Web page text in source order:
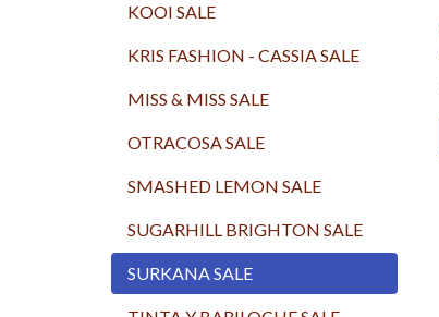
KOOI SALE
KRIS FASHION - CASSIA SALE
MISS & MISS SALE
OTRACOSA SALE
SMASHED LEMON SALE
SUGARHILL BRIGHTON SALE
SURKANA SALE